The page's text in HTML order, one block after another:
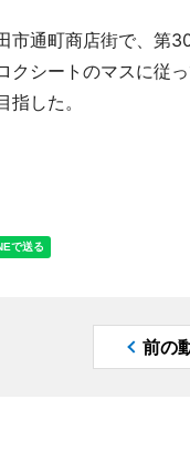
市通町商店街で、第
クシートのマスに従
指した。
前の